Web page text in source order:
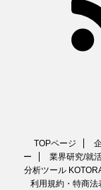
TOPページ
ー
業界研究/就
分析ツール
利用規約・特商法